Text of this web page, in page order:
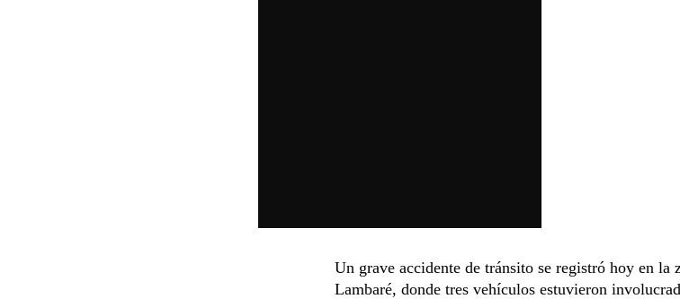
Un grave accidente de tránsito se registró hoy en
Lambaré, donde tres vehículos estuvieron